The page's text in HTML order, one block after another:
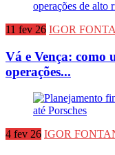
11 fev 26 IGOR
Vá e Vença: como
operações...
4 fev 26 IGOR